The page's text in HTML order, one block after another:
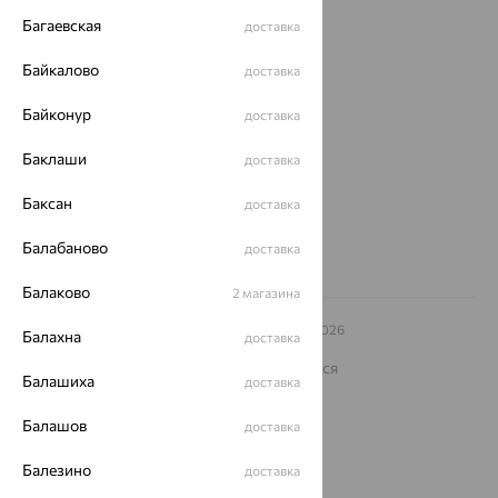
О нас
Магазины и доставка г. Липецк
еще 3
Другие города
Заказать звонок
© ООО «Ювелирный дом «Кристалл»,
– 2026
Архив акций
Карта сайта
На информационном ресурсе применяются
рекомендательные технологии
ОГРН 1044800168379
Политика конфеденциальности
Разработка сайта —
Багаевская доставка
Байкалово доставка
Байконур доставка
Баклаши доставка
Баксан доставка
Балабаново доставка
Балаково 2 магазина
Балахна доставка
Балашиха доставка
Балашов доставка
Балезино доставка